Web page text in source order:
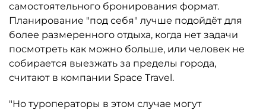
самостоятельного бронирования формат.
Планирование "под себя" лучше подойдёт для
более размеренного отдыха, когда нет задачи
посмотреть как можно больше, или человек не
собирается выезжать за пределы города,
считают в компании Space Travel.
"Но туроператоры в этом случае могут